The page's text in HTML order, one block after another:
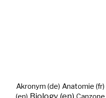
Akronym (de) Anatomie (fr)